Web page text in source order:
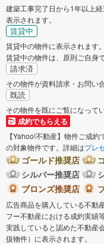
建築工事完了日から1年以上
表示されます。
賃貸中
賃貸中の物件に表示されます。
賃貸中の物件は、原則ご自身
請求済
その物件が資料請求・お問い
既読
その物件を既にご覧になって
成約でもらえる
【Yahoo!不動産】物件ご成
の対象物件です。詳細はプレ
ゴールド推奨店
シルバー推奨店
ブロンズ推奨店
広告商品を購入している不動
フー不動産における成約実績
実践していると認めた不動産
扱物件）に表示されます。